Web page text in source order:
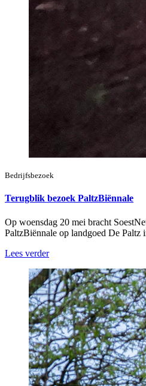
Bedrijfsbezoek
Terugblik bezoek PaltzBiënnale
Op woensdag 20 mei bracht
PaltzBiënnale op landgoed De Paltz
Lees verder